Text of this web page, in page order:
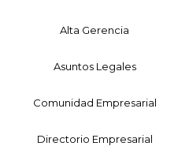
Alta Gerencia
Asuntos Legales
Comunidad Empresarial
Directorio Empresarial